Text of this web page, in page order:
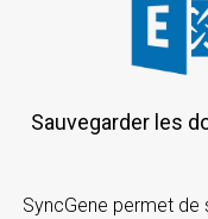
Sauvegarder les données Microsoft Exchange sur
SyncGene permet